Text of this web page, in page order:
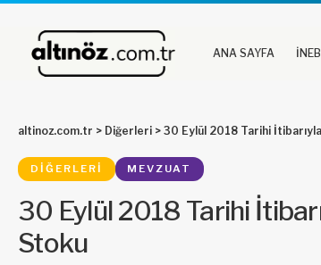
ANA SAYFA
altinoz.com.tr > Diğerleri > 30 Eylül 2018 Tarihi
DIĞERLERI MEVZUAT
30 Eylül 2018 Tarihi
Stoku